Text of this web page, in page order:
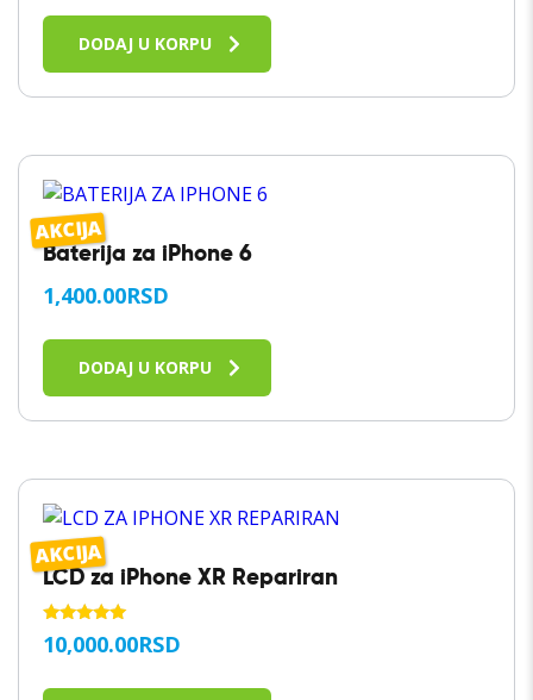
DODAJ U KORPU
AKCIJA
Baterija za iPhone 6
1,400.00RSD
DODAJ U KORPU
AKCIJA
LCD za iPhone XR Repariran
OCENJENO
SA
10,000.00RSD